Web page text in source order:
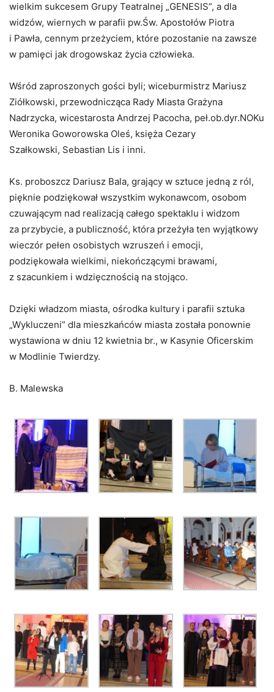
wielkim sukcesem Grupy Teatralnej „GENESIS”, a dla
widzów, wiernych w parafii pw.Św. Apostołów Piotra
i Pawła, cennym przeżyciem, które pozostanie na zawsze
w pamięci jak drogowskaz życia człowieka.
Wśród zaproszonych gości byli; wiceburmistrz Mariusz
Ziółkowski, przewodnicząca Rady Miasta Grażyna
Nadrzycka, wicestarosta Andrzej Pacocha, peł.ob.dyr.NOKu
Weronika Goworowska Oleś, księża Cezary
Szałkowski, Sebastian Lis i inni.
Ks. proboszcz Dariusz Bala, grający w sztuce jedną z ról,
pięknie podziękował wszystkim wykonawcom, osobom
czuwającym nad realizacją całego spektaklu i widzom
za przybycie, a publiczność, która przeżyła ten wyjątkowy
wieczór pełen osobistych wzruszeń i emocji,
podziękowała wielkimi, niekończącymi brawami,
z szacunkiem i wdzięcznością na stojąco.
Dzięki władzom miasta, ośrodka kultury i parafii sztuka
„Wykluczeni” dla mieszkańców miasta została ponownie
wystawiona w dniu 12 kwietnia br., w Kasynie Oficerskim
w Modlinie Twierdzy.
B. Malewska